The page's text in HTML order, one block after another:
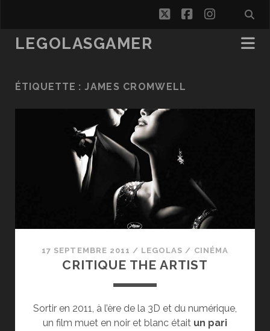
twitterfacebook
LEGOLASGAMER
ÉTIQUETTE :JAMES CROMWELL
17 SEPTEMBRE 2011 / LEGOLAS / CINÉMA
CRITIQUE THE ARTIST
Sortir en 2011, à l’ère de la 3D et du numérique,
un film muet en noir et blanc était un pari